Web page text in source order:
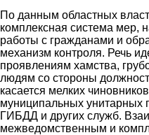
По данным областных
комплексная система мер,
работы с гражданами и
механизм контроля. Речь
проявлениям хамства,
людям со стороны
касается мелких
муниципальных
ГИБДД и других служб.
межведомственным и